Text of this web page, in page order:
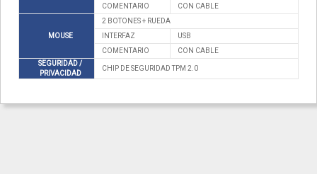
COMENTARIO
CON CABLE
MOUSE
2 BOTONES + RUEDA
INTERFAZ
USB
COMENTARIO
CON CABLE
SEGURIDAD /
PRIVACIDAD
CHIP DE SEGURIDAD TPM 2.0